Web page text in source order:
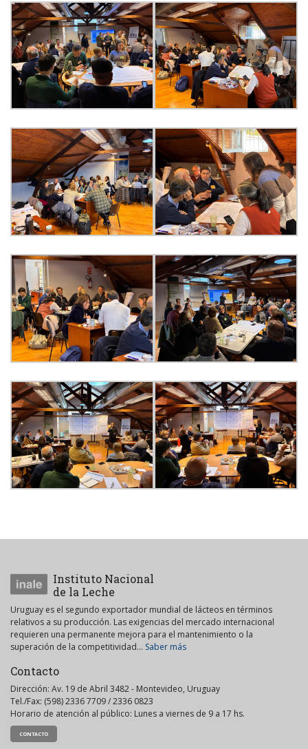
Instituto Nacional
de la Leche
Uruguay es el segundo exportador mundial de lácteos en términos
relativos a su producción. Las exigencias del mercado internacional
requieren una permanente mejora para el mantenimiento o la
superación de la competitividad... Saber más
Contacto
Dirección: Av. 19 de Abril 3482 - Montevideo, Uruguay
Tel./Fax: (598) 2336 7709 / 2336 0823
Horario de atención al público: Lunes a viernes de 9 a 17 hs.
CONTACTO